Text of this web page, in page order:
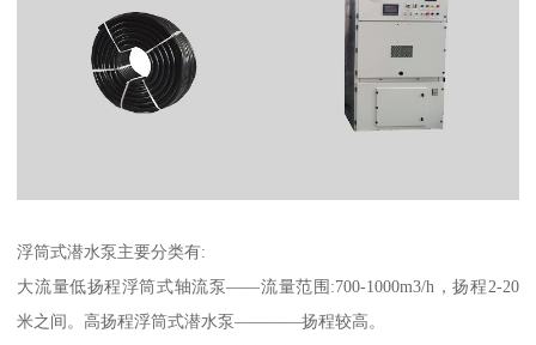
浮筒式潜水泵主要分类有:
大流量低扬程浮筒式轴流泵——流量范围:700-1000m3/h，扬程2-20
米之间。高扬程浮筒式潜水泵————扬程较高。